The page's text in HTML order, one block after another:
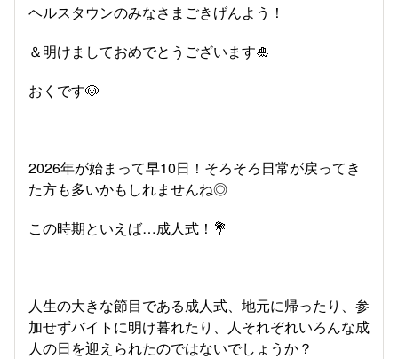
ヘルスタウンのみなさまごきげんよう！
＆明けましておめでとうございます🎍
おくです🐶
2026年が始まって早10日！そろそろ日常が戻ってき
た方も多いかもしれませんね◎
この時期といえば…成人式！💐
人生の大きな節目である成人式、地元に帰ったり、参
加せずバイトに明け暮れたり、人それぞれいろんな成
人の日を迎えられたのではないでしょうか？